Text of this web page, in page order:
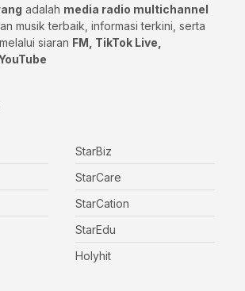
adalah media radio multichannel
musik terbaik, informasi terkini, serta
siaran FM, TikTok Live,
StarBiz
StarCare
StarCation
StarEdu
Holyhit